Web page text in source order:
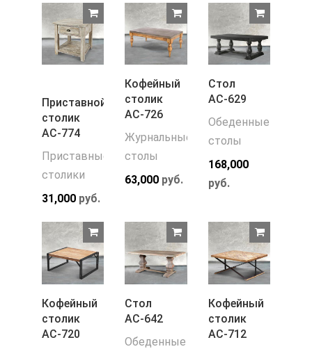
Приставной
столик
АС-774
Приставные
столики
31,000 руб.
Кофейный
столик
АС-726
Журнальные
столы
63,000 руб.
Стол
АС-629
Обеденные
столы
168,000
руб.
Кофейный
столик
АС-720
Стол
АС-642
Обеденные
Кофейный
столик
АС-712